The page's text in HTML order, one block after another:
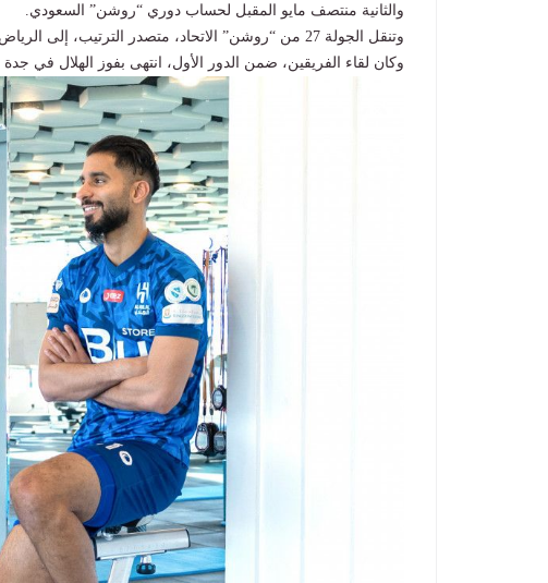
والثانية منتصف مايو المقبل لحساب دوري “روشن” السعودي.
وتنقل الجولة 27 من “روشن” الاتحاد، متصدر الترتيب، إلى الرياض لملاقاة الهلال، صاحب المركز الثالث.
وكان لقاء الفريقين، ضمن الدور الأول، انتهى بفوز الهلال في جدة 1ـ0، وشَهِد على الهزيمة الوحيدة للاتحاد الموسم الجاري.